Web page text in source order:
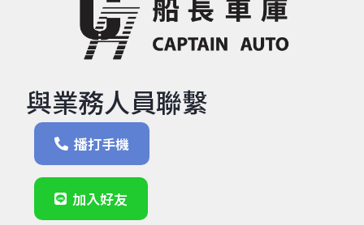
與業務人員聯繫
播打手機
加入好友